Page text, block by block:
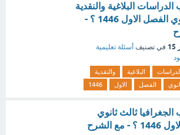
البلاغية والنقدية
ثالث ثانوي الفصل الاول 1446 ؟ -
في تصنيف أسئلة تعليمية
البلاغية
والنقدية
الفصل الاول 1446
ثالث ثانوي
مع الشرح